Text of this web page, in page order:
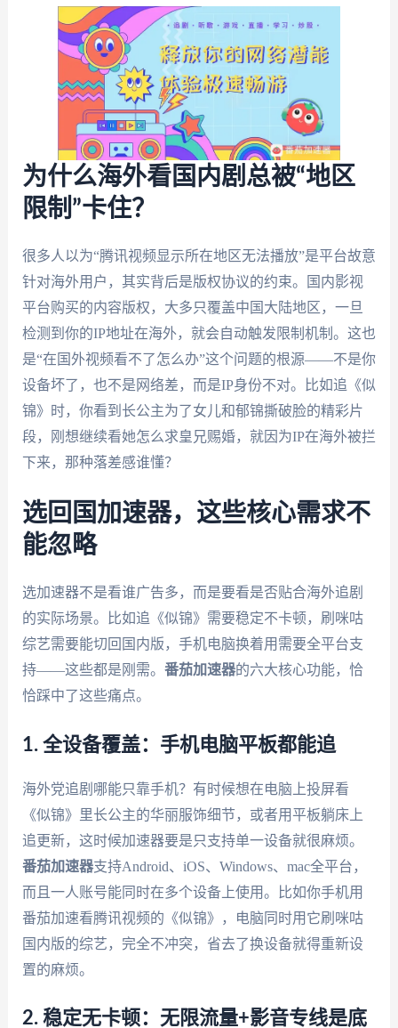
为什么海外看国内剧总被“地区
限制”卡住？
很多人以为“腾讯视频显示所在地区无法播放”是平台故意
针对海外用户，其实背后是版权协议的约束。国内影视
平台购买的内容版权，大多只覆盖中国大陆地区，一旦
检测到你的IP地址在海外，就会自动触发限制机制。这也
是“在国外视频看不了怎么办”这个问题的根源——不是你
设备坏了，也不是网络差，而是IP身份不对。比如追《似
锦》时，你看到长公主为了女儿和郁锦撕破脸的精彩片
段，刚想继续看她怎么求皇兄赐婚，就因为IP在海外被拦
下来，那种落差感谁懂？
选回国加速器，这些核心需求不
能忽略
选加速器不是看谁广告多，而是要看是否贴合海外追剧
的实际场景。比如追《似锦》需要稳定不卡顿，刷咪咕
综艺需要能切回国内版，手机电脑换着用需要全平台支
持——这些都是刚需。 番茄加速器的六大核心功能，恰
恰踩中了这些痛点。
1. 全设备覆盖：手机电脑平板都能追
海外党追剧哪能只靠手机？有时候想在电脑上投屏看
《似锦》里长公主的华丽服饰细节，或者用平板躺床上
追更新，这时候加速器要是只支持单一设备就很麻烦。
番茄加速器支持Android、iOS、Windows、mac全平台，
而且一人账号能同时在多个设备上使用。比如你手机用
番茄加速看腾讯视频的《似锦》，电脑同时用它刷咪咕
国内版的综艺，完全不冲突，省去了换设备就得重新设
置的麻烦。
2. 稳定无卡顿：无限流量+影音专线是底